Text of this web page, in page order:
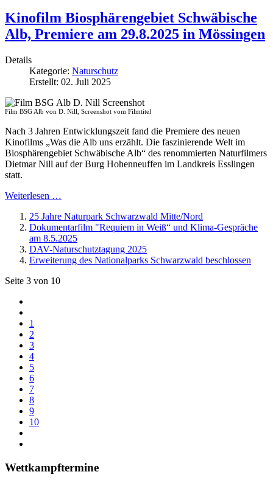
Kinofilm Biosphärengebiet Schwäbische
Alb, Premiere am 29.8.2025 in Mössingen
Details
Kategorie: Naturschutz
Erstellt: 02. Juli 2025
Film BSG Alb von D. Nill, Screenshot vom Filmtitel
Nach 3 Jahren Entwicklungszeit fand die Premiere des neuen
Kinofilms „Was die Alb uns erzählt. Die faszinierende Welt im
Biosphärengebiet Schwäbische Alb“ des renommierten Naturfilmers
Dietmar Nill auf der Burg Hohenneuffen im Landkreis Esslingen
statt.
Weiterlesen …
25 Jahre Naturpark Schwarzwald Mitte/Nord
Dokumentarfilm "Requiem in Weiß“ und Klima-Gespräche
am 8.5.2025
DAV-Naturschutztagung 2025
Erweiterung des Nationalparks Schwarzwald beschlossen
Seite 3 von 10
1
2
3
4
5
6
7
8
9
10
Wettkampftermine